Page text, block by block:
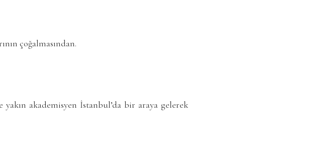
çoğalmasından.
akademisyen İstanbul’da bir araya gelerek